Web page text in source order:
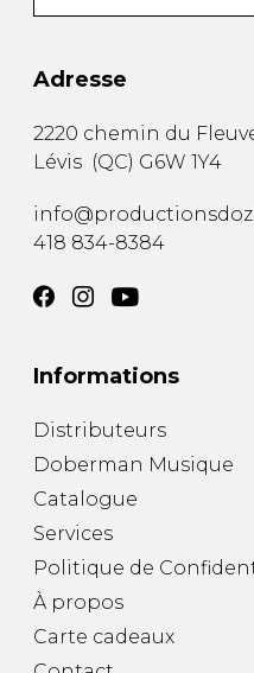
Adresse
2220 chemin du
Lévis (QC) G6W 1Y4
418 834-8384
Informations
Distributeurs
Doberman Musique
Catalogue
Services
Politique de
À propos
Carte cadeaux